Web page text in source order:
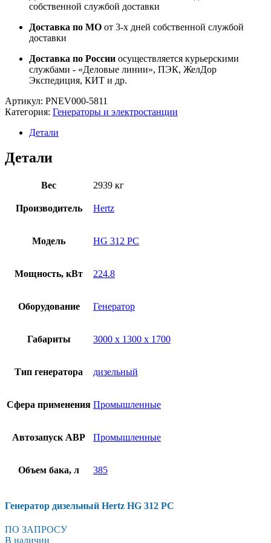
собственной службой доставки
Доставка по МО от 3-х дней собственной службой
доставки
Доставка по России осуществляется курьерскими
службами - «Деловые линии», ПЭК, ЖелДор
Экспедиция, КИТ и др.
Артикул: PNEV000-5811
Категория: Генераторы и электростанции
Детали
Детали
Вес 2939 кг
Производитель Hertz
Модель HG 312 PC
Мощность, кВт 224.8
Оборудование Генератор
Габариты 3000 x 1300 x 1700
Тип генератора дизельный
Сфера применения Промышленные
Автозапуск АВР Промышленные
Объем бака, л 385
Генератор дизельный Hertz HG 312 PC
ПО ЗАПРОСУ
В наличии